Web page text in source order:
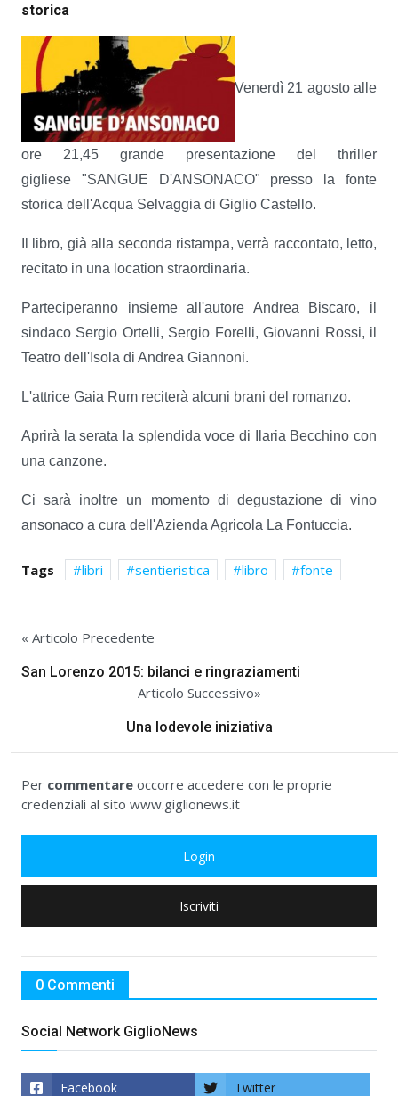
storica
Venerdì 21 agosto alle
ore 21,45 grande presentazione del thriller
gigliese "SANGUE D'ANSONACO" presso la fonte
storica dell'Acqua Selvaggia di Giglio Castello.
Il libro, già alla seconda ristampa, verrà raccontato, letto,
recitato in una location straordinaria.
Parteciperanno insieme all'autore Andrea Biscaro, il
sindaco Sergio Ortelli, Sergio Forelli, Giovanni Rossi, il
Teatro dell'Isola di Andrea Giannoni.
L'attrice Gaia Rum reciterà alcuni brani del romanzo.
Aprirà la serata la splendida voce di Ilaria Becchino con
una canzone.
Ci sarà inoltre un momento di degustazione di vino
ansonaco a cura dell'Azienda Agricola La Fontuccia.
Tags libri sentieristica libro fonte
« Articolo Precedente
San Lorenzo 2015: bilanci e ringraziamenti
Articolo Successivo»
Una lodevole iniziativa
Per commentare occorre accedere con le proprie
credenziali al sito www.giglionews.it
Login
Iscriviti
0 Commenti
Social Network GiglioNews
Facebook Twitter